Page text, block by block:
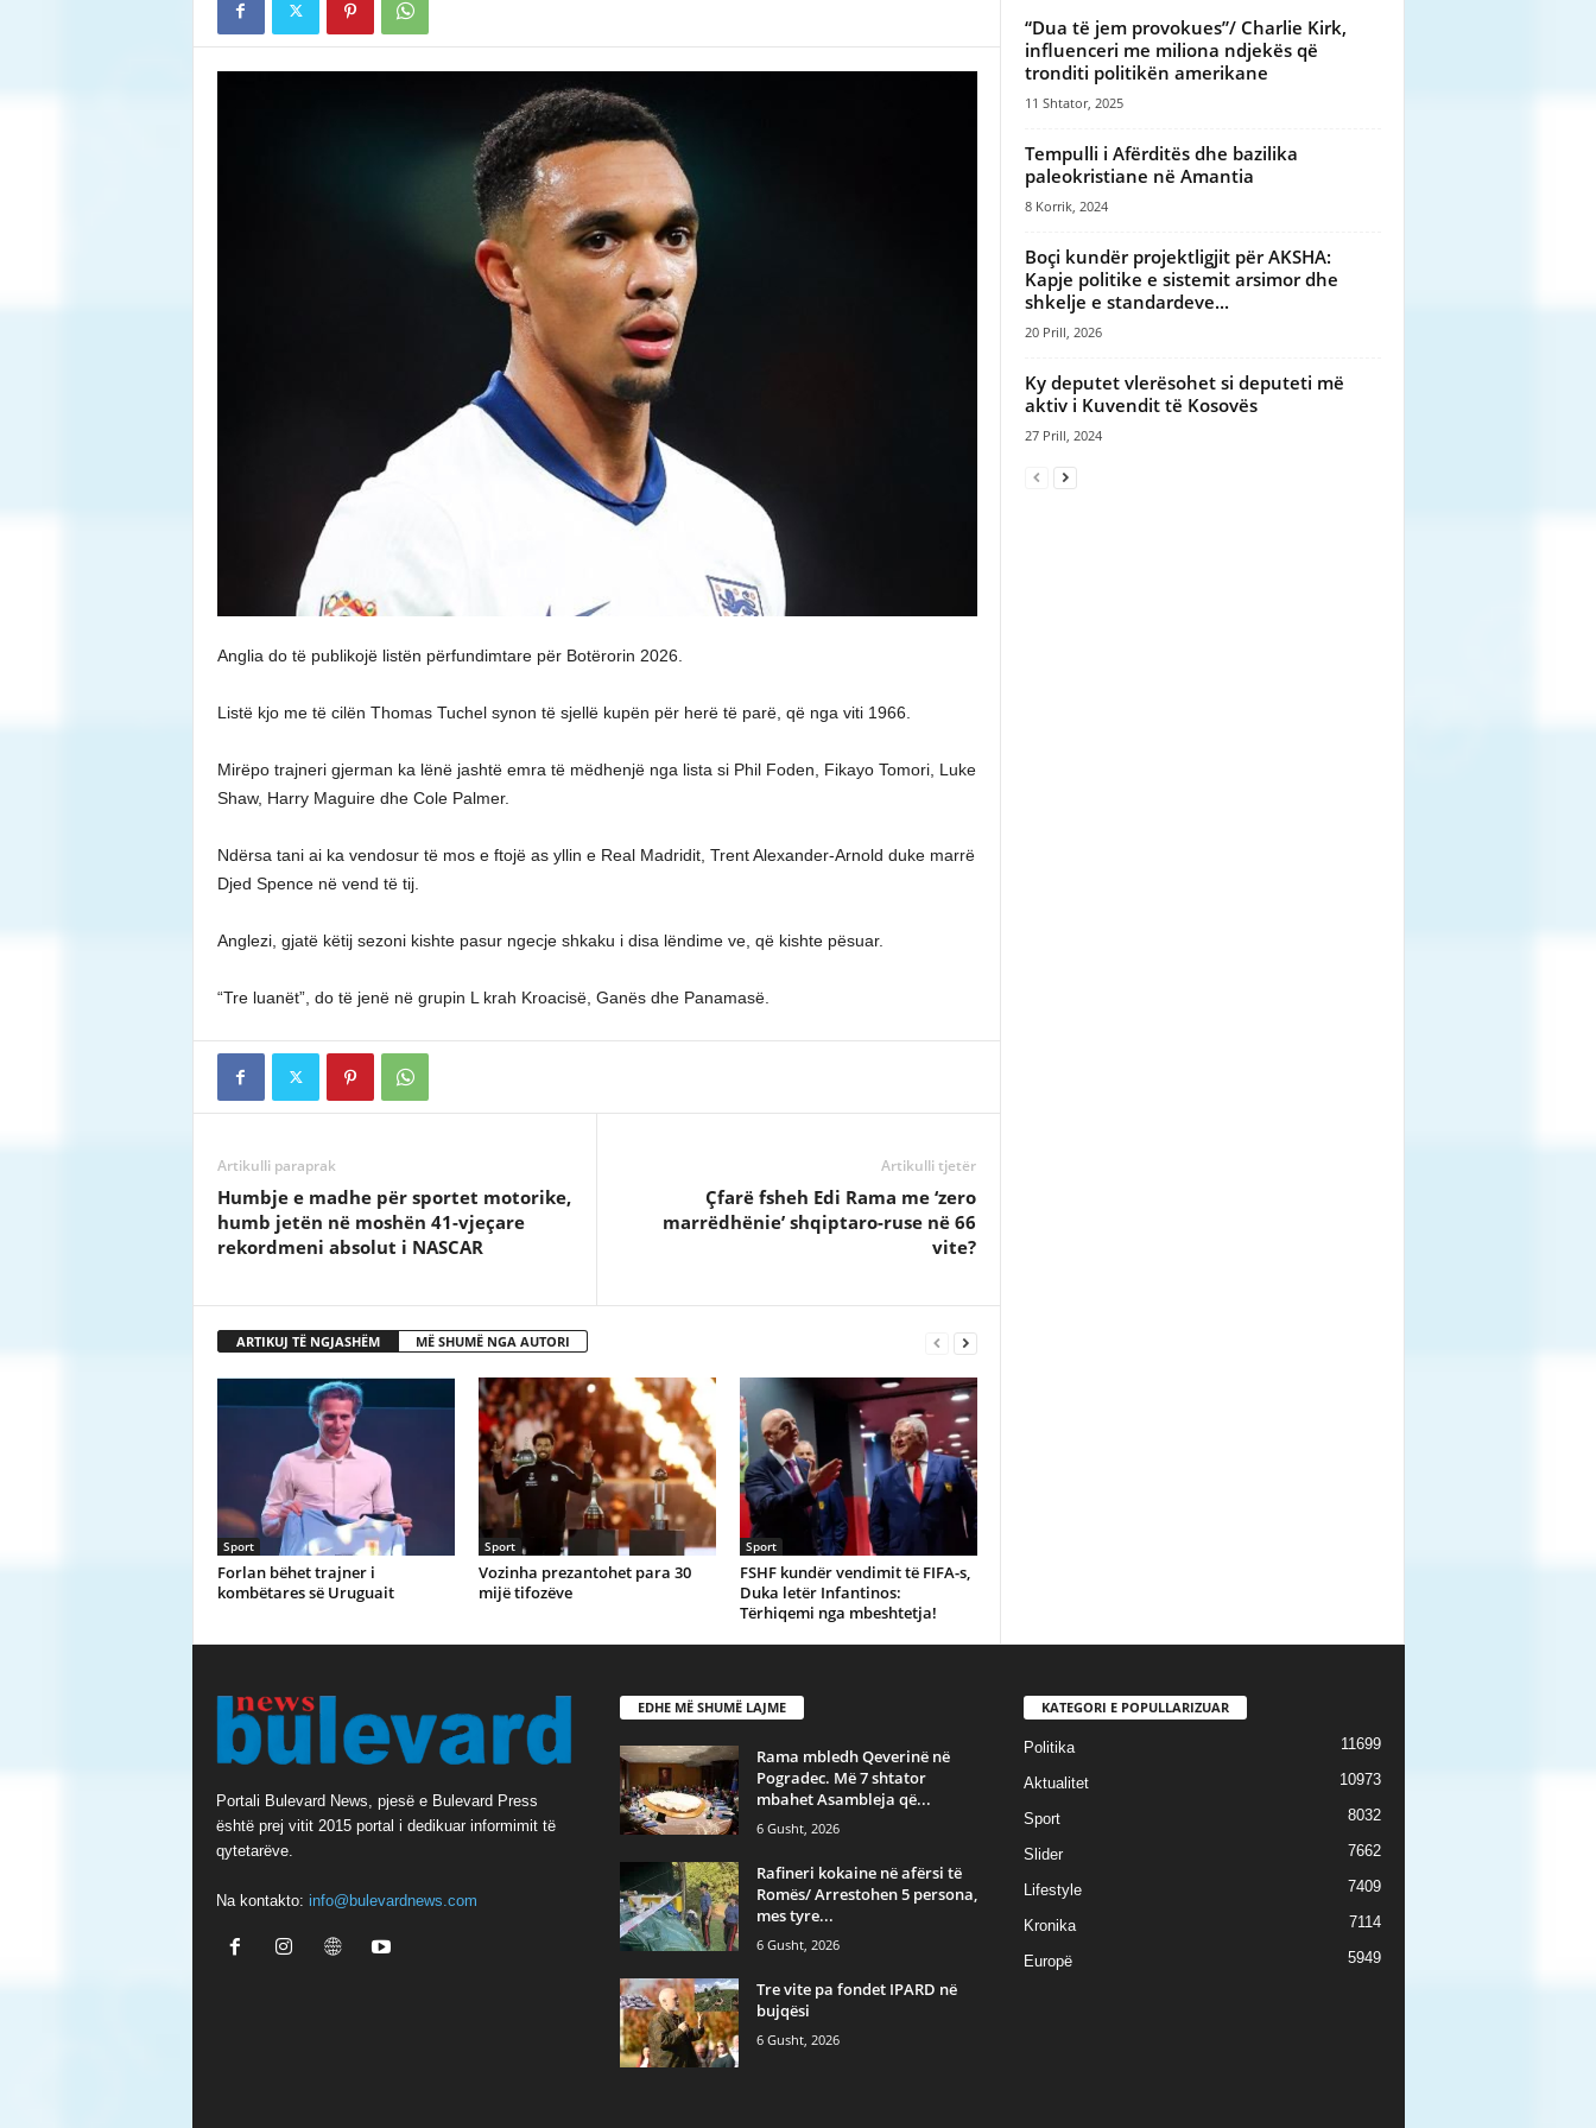
Anglia do të publikojë listën përfundimtare për Botërorin 2026.
Listë kjo me të cilën Thomas Tuchel synon të sjellë kupën për herë të parë, që nga viti 1966.
Mirëpo trajneri gjerman ka lënë jashtë emra të mëdhenjë nga lista si Phil Foden, Fikayo Tomori, Luke
Shaw, Harry Maguire dhe Cole Palmer.
Ndërsa tani ai ka vendosur të mos e ftojë as yllin e Real Madridit, Trent Alexander-Arnold duke marrë
Djed Spence në vend të tij.
Anglezi, gjatë këtij sezoni kishte pasur ngecje shkaku i disa lëndime ve, që kishte pësuar.
“Tre luanët”, do të jenë në grupin L krah Kroacisë, Ganës dhe Panamasë.
Artikulli paraprak
Humbje e madhe për sportet motorike,
humb jetën në moshën 41-vjeçare
rekordmeni absolut i NASCAR
Artikulli tjetër
Çfarë fsheh Edi Rama me ‘zero
marrëdhënie’ shqiptaro-ruse në 66
vite?
ARTIKUJ TË NGJASHËM MË SHUMË NGA AUTORI
Sport
Forlan bëhet trajner i
kombëtares së Uruguait
Sport
Vozinha prezantohet para 30
mijë tifozëve
Sport
FSHF kundër vendimit të FIFA-s,
Duka letër Infantinos:
Tërhiqemi nga mbeshtetja!
“Dua të jem provokues”/ Charlie Kirk,
influenceri me miliona ndjekës që
tronditi politikën amerikane
11 Shtator, 2025
Tempulli i Afërditës dhe bazilika
paleokristiane në Amantia
8 Korrik, 2024
Boçi kundër projektligjit për AKSHA:
Kapje politike e sistemit arsimor dhe
shkelje e standardeve...
20 Prill, 2026
Ky deputet vlerësohet si deputeti më
aktiv i Kuvendit të Kosovës
27 Prill, 2024
Portali Bulevard News, pjesë e Bulevard Press
është prej vitit 2015 portal i dedikuar informimit të
qytetarëve.
Na kontakto: info@bulevardnews.com
EDHE MË SHUMË LAJME
Rama mbledh Qeverinë në
Pogradec. Më 7 shtator
mbahet Asambleja që...
6 Gusht, 2026
Rafineri kokaine në afërsi të
Romës/ Arrestohen 5 persona,
mes tyre...
6 Gusht, 2026
Tre vite pa fondet IPARD në
bujqësi
6 Gusht, 2026
KATEGORI E POPULLARIZUAR
Politika 11699
Aktualitet 10973
Sport 8032
Slider 7662
Lifestyle 7409
Kronika 7114
Europë 5949